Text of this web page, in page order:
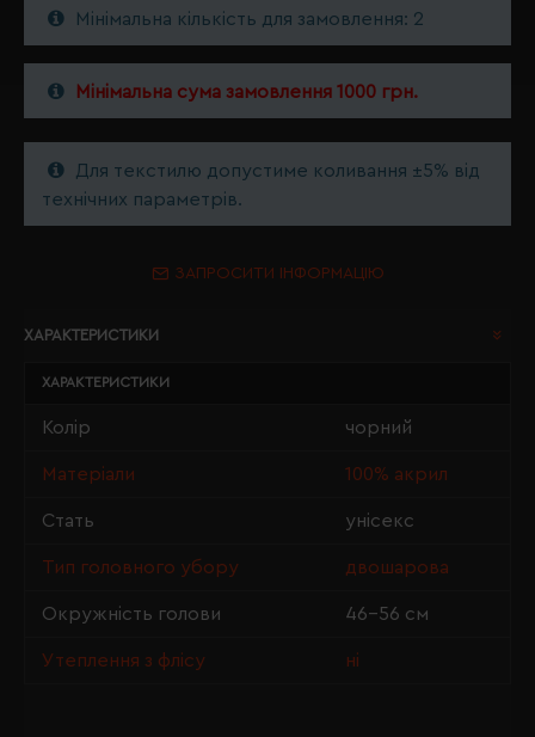
Мінімальна кількість для замовлення: 2
Мінімальна сума замовлення 1000 грн.
Для текстилю допустиме коливання ±5% від
технічних параметрів.
ЗАПРОСИТИ ІНФОРМАЦІЮ
ХАРАКТЕРИСТИКИ
ХАРАКТЕРИСТИКИ
Колір чорний
Матеріали 100% акрил
Стать унісекс
Тип головного убору двошарова
Окружність голови 46-56 см
Утеплення з флісу ні